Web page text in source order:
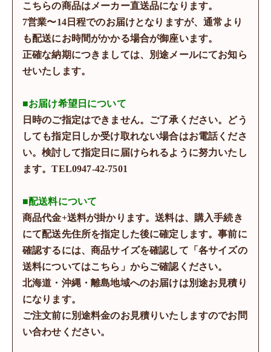
こちらの商品はメーカー直送品になります。
7営業〜14日程でのお届けとなりますが、通常より
も配送にお時間がかかる場合が御座います。
正確な納期につきましては、別途メールにてお知ら
せいたします。
■お届け希望日について
日時のご指定はできません。ご了承ください。どう
しても指定日しか受け取れない場合はお電話くださ
い。検討して指定日に届けられるように努力いたし
ます。TEL0947-42-7501
■配送料について
商品代金+送料が掛かります。送料は、購入手続き
にて配送先住所を指定した後に確定します。事前に
確認するには、商品サイズを確認して「各サイズの
送料についてはこちら」からご確認ください。
北海道・沖縄・離島地域へのお届けは別途お見積り
になります。
ご注文前に別途料金のお見積りいたしますのでお問
い合わせください。